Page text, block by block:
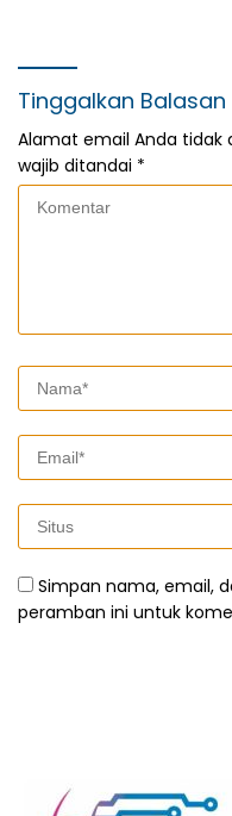
Tinggalkan Balasan
Alamat email Anda tidak
wajib ditandai *
Simpan nama, email,
peramban ini untuk